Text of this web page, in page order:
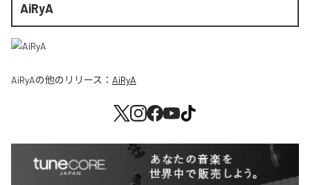
AiRyA
AiRyAの他のリリース： AiRyA